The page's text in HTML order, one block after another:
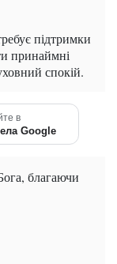
підтримки
принаймні
спокій.
в
Google
благаючи